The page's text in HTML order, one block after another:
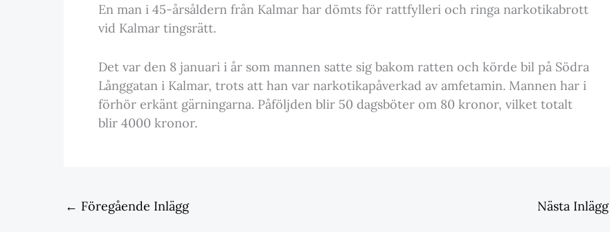
En man i 45-årsåldern från Kalmar har dömts för rattfylleri och ringa narkotikabrott
vid Kalmar tingsrätt.
Det var den 8 januari i år som mannen satte sig bakom ratten och körde bil på Södra
Långgatan i Kalmar, trots att han var narkotikapåverkad av amfetamin. Mannen har i
förhör erkänt gärningarna. Påföljden blir 50 dagsböter om 80 kronor, vilket totalt
blir 4000 kronor.
← Föregående Inlägg Nästa Inlägg